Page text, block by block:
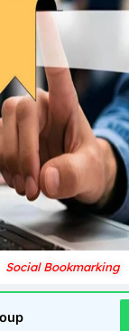
Social Bookmarking